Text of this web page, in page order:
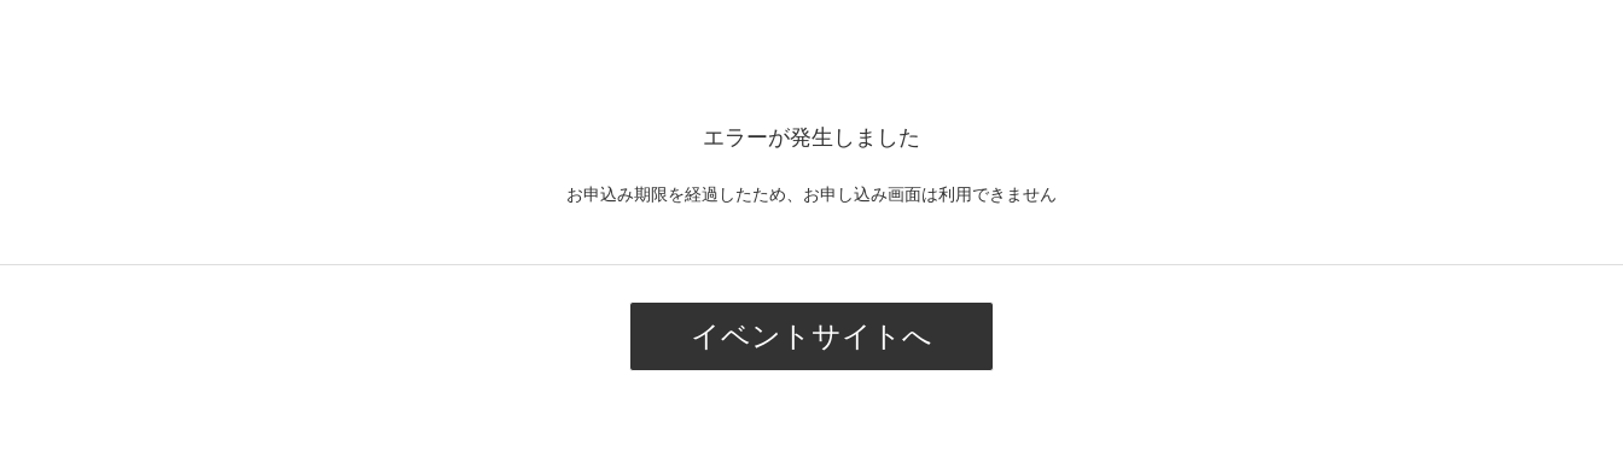
エラーが発生しました
お申込み期限を経過したため、お申し込み画面は利用できません
イベントサイトへ